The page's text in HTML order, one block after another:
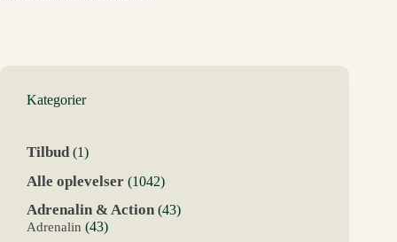
Kategorier
Tilbud 11
Alle oplevelser 10421042
Adrenalin & Action 4343
Adrenalin 4343